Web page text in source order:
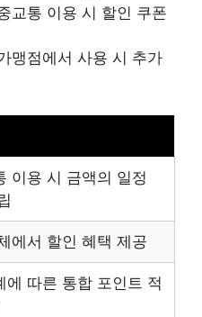
교통 이용 시 할인 쿠폰
맹점에서 사용 시 추가
이용 시 금액의 일정
에서 할인 혜택 제공
에 따른 통합 포인트 적